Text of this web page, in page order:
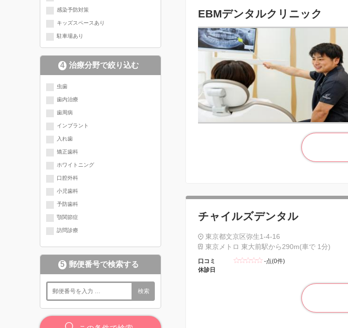
感染予防対策
キッズスペースあり
駐車場あり
4 治療分野で絞り込む
現在選択されている分野にチェッ
クが入っています
虫歯
歯内治療
歯周病
インプラント
入れ歯
矯正歯科
ホワイトニング
口腔外科
小児歯科
予防歯科
顎関節症
訪問診療
5 郵便番号で検索する
検索
EBMデンタルクリニック
チャイルズデンタル
東京都文京区弥生1-4-16
東京メトロ 東大前駅から290m(車で 1分)
口コミ
-点(0件)
休診日